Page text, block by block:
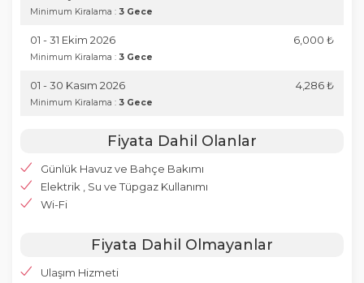
Minimum Kiralama : 3 Gece
01 - 31 Ekim 2026
Minimum Kiralama : 3 Gece
6,000 ₺
01 - 30 Kasım 2026
Minimum Kiralama : 3 Gece
4,286 ₺
Fiyata Dahil Olanlar
Günlük Havuz ve Bahçe Bakımı
Elektrik , Su ve Tüpgaz Kullanımı
Wi-Fi
Fiyata Dahil Olmayanlar
Ulaşım Hizmeti